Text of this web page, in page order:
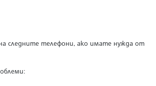
следните телефони, ако имате нужда от